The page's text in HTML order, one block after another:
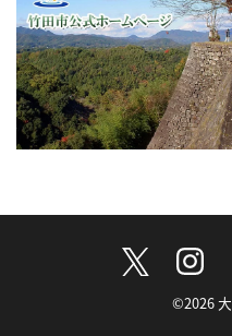
©2026